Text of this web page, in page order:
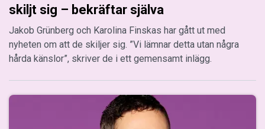
skiljt sig – bekräftar själva
Jakob Grünberg och Karolina Finskas har gått ut med
nyheten om att de skiljer sig. ”Vi lämnar detta utan några
hårda känslor”, skriver de i ett gemensamt inlägg.